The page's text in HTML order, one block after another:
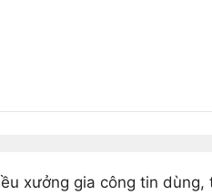
xưởng gia công tin dùng,